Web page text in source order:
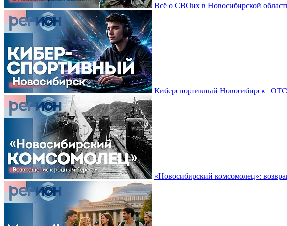
Всё о СВОих в Новосибирской
Киберспортивный Новосибирск |
«Новосибирский комсомолец»: